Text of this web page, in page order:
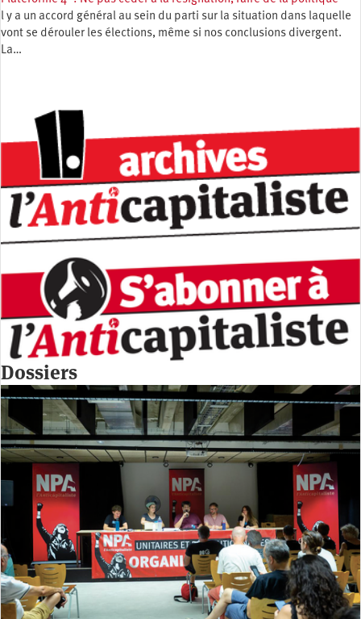
l y a un accord général au sein du parti sur la situation dans laquelle
vont se dérouler les élections, même si nos conclusions divergent.
La…
Dossiers